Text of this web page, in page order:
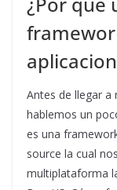
Antes de llegar
hablemos un
es una
source la cual
multiplataforma